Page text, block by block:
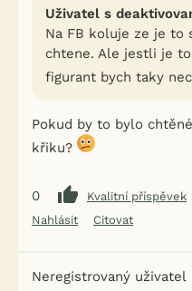
Uživatel s
Na FB koluje ze je to
chtene. Ale jestli je
figurant bych taky
Pokud by to bylo
křiku?
0
Kvalitní příspěvek
Nahlásit
Citovat
Neregistrovaný uživatel